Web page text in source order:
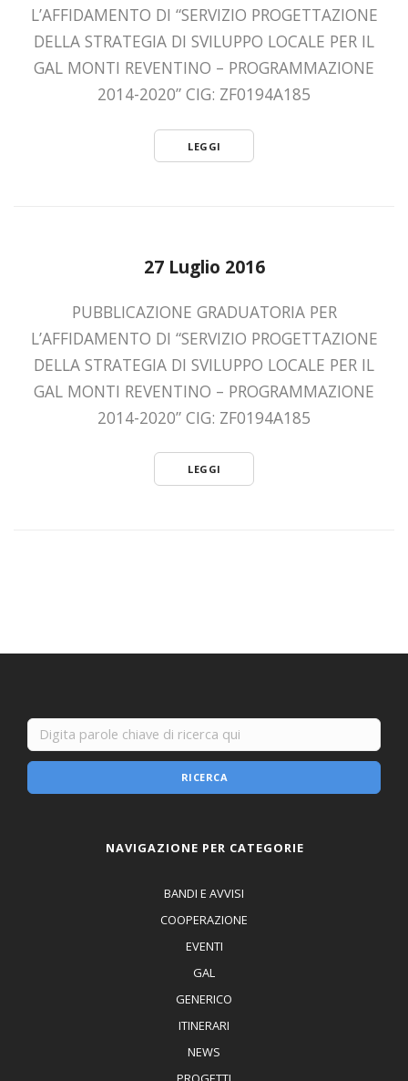
L’AFFIDAMENTO DI “SERVIZIO PROGETTAZIONE
DELLA STRATEGIA DI SVILUPPO LOCALE PER IL
GAL MONTI REVENTINO – PROGRAMMAZIONE
2014-2020” CIG: ZF0194A185
LEGGI
27 Luglio 2016
PUBBLICAZIONE GRADUATORIA PER
L’AFFIDAMENTO DI “SERVIZIO PROGETTAZIONE
DELLA STRATEGIA DI SVILUPPO LOCALE PER IL
GAL MONTI REVENTINO – PROGRAMMAZIONE
2014-2020” CIG: ZF0194A185
LEGGI
RICERCA
NAVIGAZIONE PER CATEGORIE
BANDI E AVVISI
COOPERAZIONE
EVENTI
GAL
GENERICO
ITINERARI
NEWS